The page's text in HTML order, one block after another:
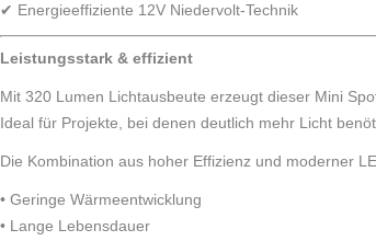
✔ Energieeffiziente 12V Niedervolt-Technik
Leistungsstark & effizient
Mit 320 Lumen Lichtausbeute erzeugt dieser Mini
Ideal für Projekte, bei denen deutlich mehr Licht
Die Kombination aus hoher Effizienz und moderner
• Geringe Wärmeentwicklung
• Lange Lebensdauer